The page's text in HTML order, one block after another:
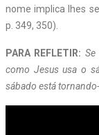
nome implica lhes
p. 349, 350).
PARA REFLETIR:
como Jesus usa o
sábado está